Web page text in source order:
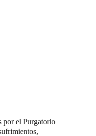
por el Purgatorio